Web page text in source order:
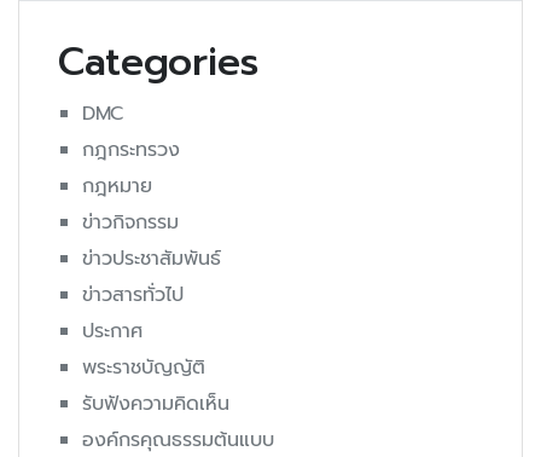
Categories
DMC
กฎกระทรวง
กฎหมาย
ข่าวกิจกรรม
ข่าวประชาสัมพันธ์
ข่าวสารทั่วไป
ประกาศ
พระราชบัญญัติ
รับฟังความคิดเห็น
องค์กรคุณธรรมต้นแบบ